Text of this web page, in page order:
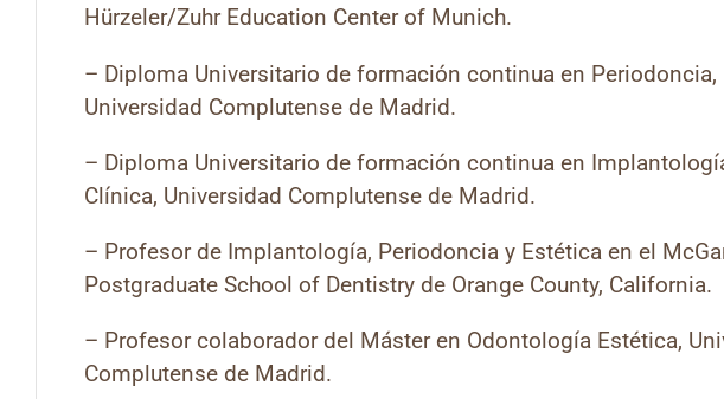
Hürzeler/Zuhr Education Center of Munich.
– Diploma Universitario de formación continua en Periodoncia,
Universidad Complutense de Madrid.
– Diploma Universitario de formación continua en
Clínica, Universidad Complutense de Madrid.
– Profesor de Implantología, Periodoncia y Estética en el
Postgraduate School of Dentistry de Orange County, California.
– Profesor colaborador del Máster en Odontología Estética,
Complutense de Madrid.